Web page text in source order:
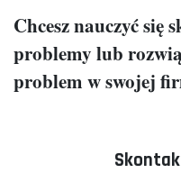
Chcesz nauczyć się
problemy lub
problem w swojej